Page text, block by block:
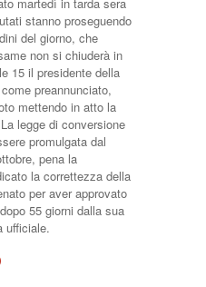
stanno proseguendo
del giorno, che
non si chiuderà in
15 il presidente della
preannunciato,
mettendo in atto la
legge di conversione
promulgata dal
pena la
la correttezza della
per aver approvato
55 giorni dalla sua
ufficiale.